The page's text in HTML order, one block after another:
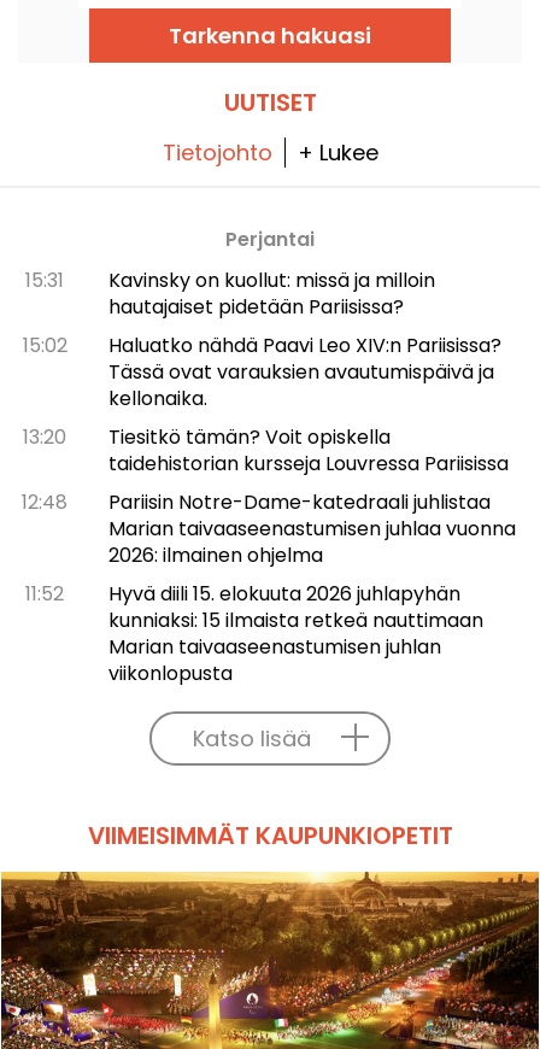
Tarkenna hakuasi
UUTISET
Tietojohto + Lukee
Perjantai
15:31
Kavinsky on kuollut: missä ja milloin
hautajaiset pidetään Pariisissa?
15:02
Haluatko nähdä Paavi Leo XIV:n Pariisissa?
Tässä ovat varauksien avautumispäivä ja
kellonaika.
13:20
Tiesitkö tämän? Voit opiskella
taidehistorian kursseja Louvressa Pariisissa
12:48
Pariisin Notre-Dame-katedraali juhlistaa
Marian taivaaseenastumisen juhlaa vuonna
2026: ilmainen ohjelma
11:52
Hyvä diili 15. elokuuta 2026 juhlapyhän
kunniaksi: 15 ilmaista retkeä nauttimaan
Marian taivaaseenastumisen juhlan
viikonlopusta
Katso lisää
VIIMEISIMMÄT KAUPUNKIOPETIT